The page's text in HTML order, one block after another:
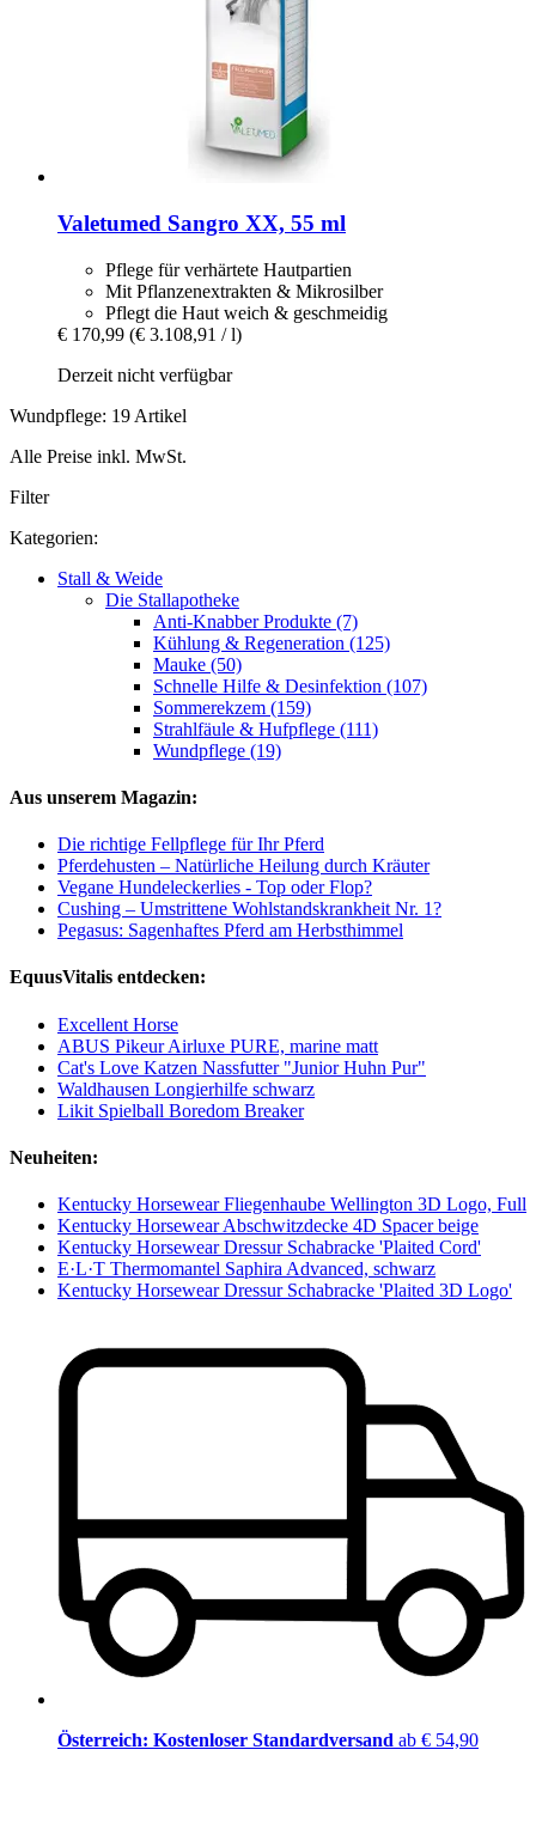
Valetumed Sangro XX, 55 ml
Pflege für verhärtete Hautpartien
Mit Pflanzenextrakten & Mikrosilber
Pflegt die Haut weich & geschmeidig
€ 170,99 (€ 3.108,91 / l)
Derzeit nicht verfügbar
Wundpflege: 19 Artikel
Alle Preise inkl. MwSt.
Filter
Kategorien:
Stall & Weide
Die Stallapotheke
Anti-Knabber Produkte (7)
Kühlung & Regeneration (125)
Mauke (50)
Schnelle Hilfe & Desinfektion (107)
Sommerekzem (159)
Strahlfäule & Hufpflege (111)
Wundpflege (19)
Aus unserem Magazin:
Die richtige Fellpflege für Ihr Pferd
Pferdehusten – Natürliche Heilung durch Kräuter
Vegane Hundeleckerlies - Top oder Flop?
Cushing – Umstrittene Wohlstandskrankheit Nr. 1?
Pegasus: Sagenhaftes Pferd am Herbsthimmel
EquusVitalis entdecken:
Excellent Horse
ABUS Pikeur Airluxe PURE, marine matt
Cat's Love Katzen Nassfutter "Junior Huhn Pur"
Waldhausen Longierhilfe schwarz
Likit Spielball Boredom Breaker
Neuheiten:
Kentucky Horsewear Fliegenhaube Wellington 3D Logo, Full
Kentucky Horsewear Abschwitzdecke 4D Spacer beige
Kentucky Horsewear Dressur Schabracke 'Plaited Cord'
E·L·T Thermomantel Saphira Advanced, schwarz
Kentucky Horsewear Dressur Schabracke 'Plaited 3D Logo'
Österreich: Kostenloser Standardversand ab € 54,90